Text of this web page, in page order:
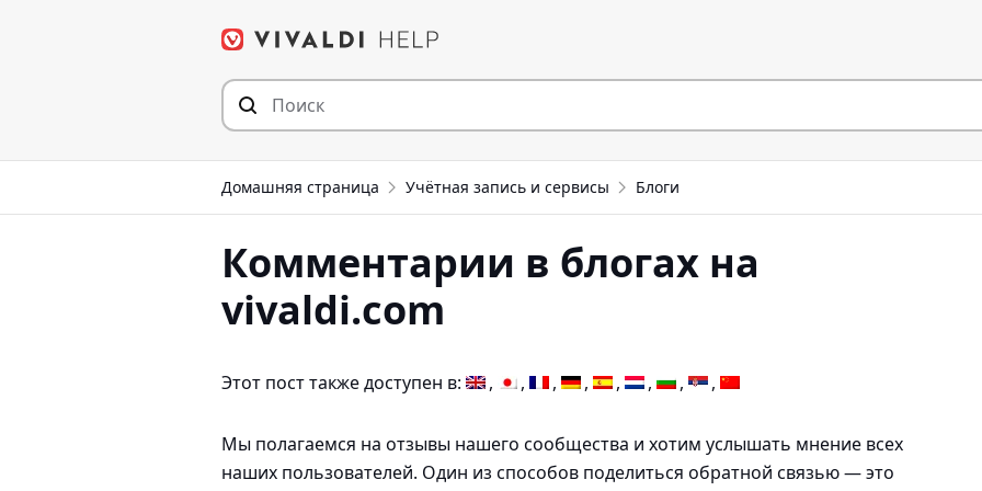
Домашняя страница Учётная запись и сервисы Блоги
Комментарии в блогах на
vivaldi.com
Этот пост также доступен в:
Мы полагаемся на отзывы нашего сообщества и хотим услышать мнение всех
наших пользователей. Один из способов поделиться обратной связью — это